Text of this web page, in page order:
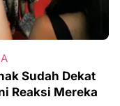
Sudah Dekat
Reaksi Mereka